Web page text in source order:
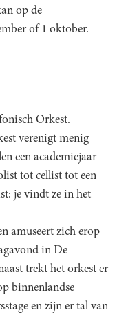
op de
of 1 oktober.
Orkest.
verenigt menig
een academiejaar
tot cellist tot een
je vindt ze in het
amuseert zich erop
in De
trekt het orkest er
binnenlandse
en zijn er tal van